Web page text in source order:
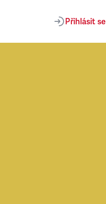
Přihlásit se